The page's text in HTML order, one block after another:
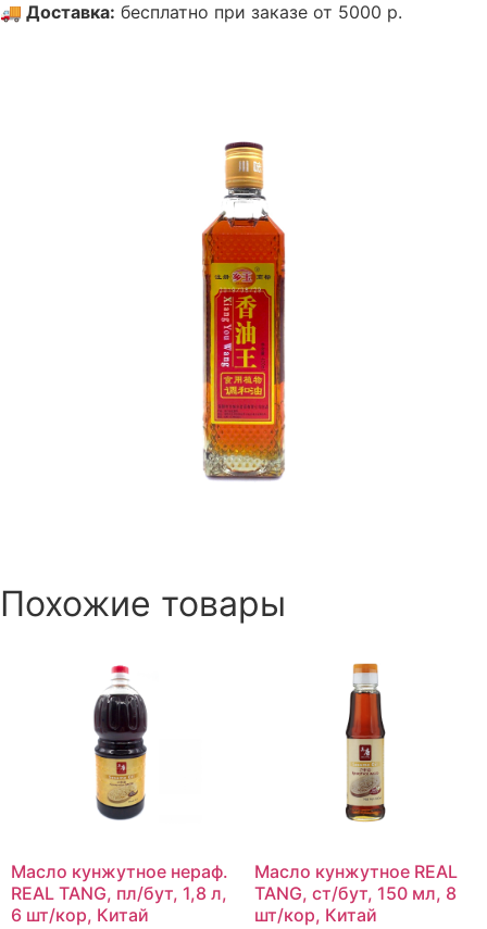
🚚 Доставка: бесплатно при заказе от 5000 р.
Похожие товары
Масло кунжутное нераф.
REAL TANG, пл/бут, 1,8 л,
6 шт/кор, Китай
Масло кунжутное REAL
TANG, ст/бут, 150 мл, 8
шт/кор, Китай